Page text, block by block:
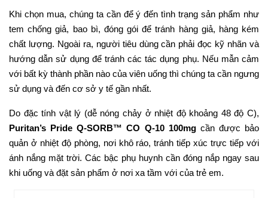
Khi chọn mua, chúng ta cần để ý đến tình trạng sản phẩm như
tem chống giả, bao bì, đóng gói để tránh hàng giả, hàng kém
chất lượng. Ngoài ra, người tiêu dùng cần phải đọc kỹ nhãn và
hướng dẫn sử dụng để tránh các tác dụng phụ. Nếu mẫn cảm
với bất kỳ thành phần nào của viên uống thì chúng ta cần ngưng
sử dụng và đến cơ sở y tế gần nhất.
Do đặc tính vật lý (dễ nóng chảy ở nhiệt độ khoảng 48 độ C),
Puritan’s Pride Q-SORB™ CO Q-10 100mgcần được bảo
quản ở nhiệt độ phòng, nơi khô ráo, tránh tiếp xúc trực tiếp với
ánh nắng mặt trời. Các bậc phụ huynh cần đóng nắp ngay sau
khi uống và đặt sản phẩm ở nơi xa tầm với của trẻ em.